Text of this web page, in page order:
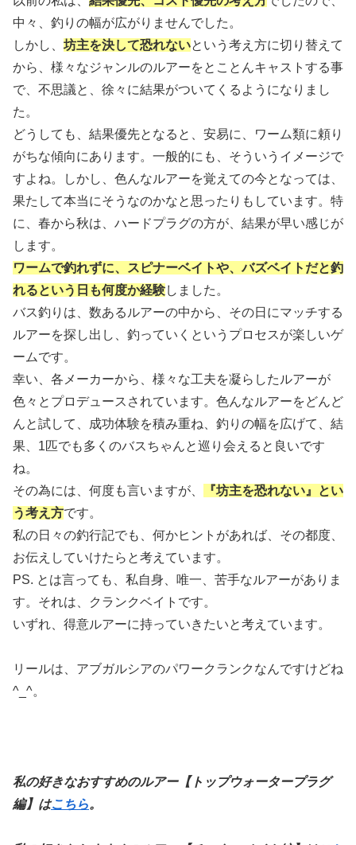
中々、釣りの幅が広がりませんでした。
しかし、 坊主を決して恐れないという考え方に切り替えて
から、様々なジャンルのルアーをとことんキャストする事
で、不思議と、徐々に結果がついてくるようになりまし
た。
どうしても、結果優先となると、安易に、ワーム類に頼り
がちな傾向にあります。一般的にも、そういうイメージで
すよね。しかし、色んなルアーを覚えての今となっては、
果たして本当にそうなのかなと思ったりもしています。特
に、春から秋は、ハードプラグの方が、結果が早い感じが
します。
ワームで釣れずに、スピナーベイトや、バズベイトだと釣
れるという日も何度か経験しました。
バス釣りは、数あるルアーの中から、その日にマッチする
ルアーを探し出し、釣っていくというプロセスが楽しいゲ
ームです。
幸い、各メーカーから、様々な工夫を凝らしたルアーが
色々とプロデュースされています。色んなルアーをどんど
んと試して、成功体験を積み重ね、釣りの幅を広げて、結
果、1匹でも多くのバスちゃんと巡り会えると良いです
ね。
その為には、何度も言いますが、
『坊主を恐れない』とい
う考え方です。
私の日々の釣行記でも、何かヒントがあれば、その都度、
お伝えしていけたらと考えています。
PS. とは言っても、私自身、唯一、苦手なルアーがありま
す。それは、クランクベイトです。
いずれ、得意ルアーに持っていきたいと考えています。
リールは、アブガルシアのパワークランクなんですけどね
^_^。
私の好きなおすすめのルアー【トップウォータープラグ
編】はこちら。